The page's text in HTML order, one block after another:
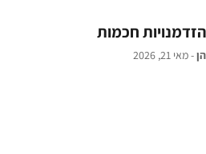
חכמות
מאי 21, 2026